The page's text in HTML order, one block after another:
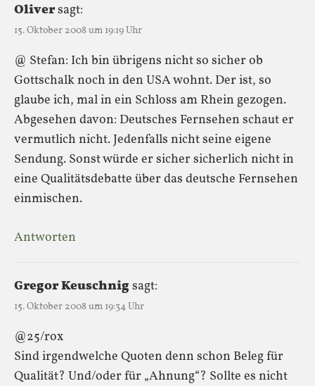
Oliversagt:
15. Oktober 2008 um 19:19 Uhr
@ Stefan: Ich bin übrigens nicht so sicher ob
Gottschalk noch in den USA wohnt. Der ist, so
glaube ich, mal in ein Schloss am Rhein gezogen.
Abgesehen davon: Deutsches Fernsehen schaut er
vermutlich nicht. Jedenfalls nicht seine eigene
Sendung. Sonst würde er sicher sicherlich nicht in
eine Qualitätsdebatte über das deutsche Fernsehen
einmischen.
Antworten
Gregor Keuschnigsagt:
15. Oktober 2008 um 19:34 Uhr
@25/rox
Sind irgendwelche Quoten denn schon Beleg für
Qualität? Und/oder für „Ahnung“? Sollte es nicht